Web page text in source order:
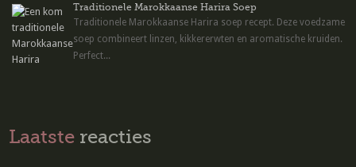
Traditionele Marokkaanse Harira Soep
Traditionele Marokkaanse Harira soep recept. Deze voedzame
soep combineert linzen, kikkererwten en aromatische kruiden.
Perfect...
Laatste reacties